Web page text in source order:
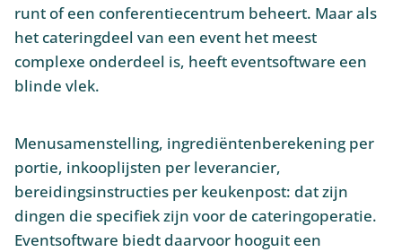
runt of een conferentiecentrum beheert. Maar als
het cateringdeel van een event het meest
complexe onderdeel is, heeft eventsoftware een
blinde vlek.
Menusamenstelling, ingrediëntenberekening per
portie, inkooplijsten per leverancier,
bereidingsinstructies per keukenpost: dat zijn
dingen die specifiek zijn voor de cateringoperatie.
Eventsoftware biedt daarvoor hooguit een